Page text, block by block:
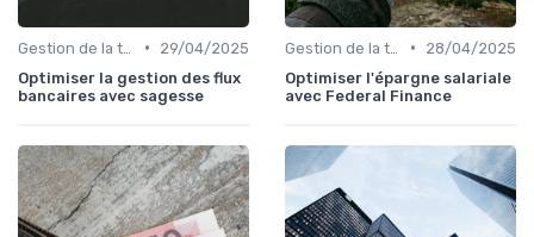
•
29/04/2025
Optimiser la gestion des flux
bancaires avec sagesse
•
28/04/2025
Optimiser l'épargne salariale
avec Federal Finance